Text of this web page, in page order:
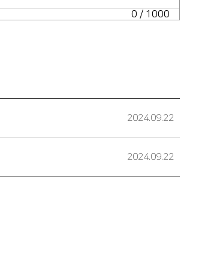
0 / 1000
2024.09.22
2024.09.22